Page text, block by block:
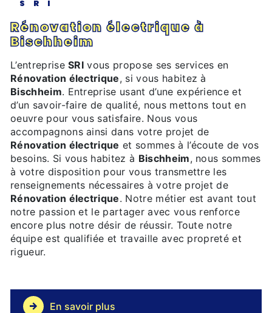
SRI
Rénovation électrique à
Bischheim
L’entrepriseSRI vous propose ses services en
Rénovation électrique, si vous habitez à
Bischheim. Entreprise usant d’une expérience et
d’un savoir-faire de qualité, nous mettons tout en
oeuvre pour vous satisfaire. Nous vous
accompagnons ainsi dans votre projet de
Rénovation électrique et sommes à l’écoute de vos
besoins. Si vous habitez à Bischheim, nous sommes
à votre disposition pour vous transmettre les
renseignements nécessaires à votre projet de
Rénovation électrique. Notre métier est avant tout
notre passion et le partager avec vous renforce
encore plus notre désir de réussir. Toute notre
équipe est qualifiée et travaille avec propreté et
rigueur.
En savoir plus